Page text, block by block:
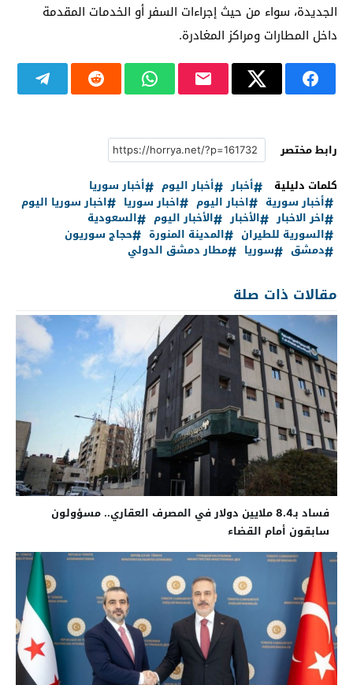
الجديدة، سواء من حيث إجراءات السفر أو الخدمات المقدمة
داخل المطارات ومراكز المغادرة.
رابط مختصر
كلمات دليلية
أخبار أخبار اليوم
أخبار سوريا
أخبار سورية
اخبار اليوم اخبار سوريا
اخبار سوريا اليوم
اخر الاخبار
الأخبار الأخبار اليوم
السعودية
السورية للطيران
المدينة المنورة
حجاج سوريون
دمشق
سوريا مطار دمشق الدولي
مقالات ذات صلة
فساد بـ8.4 ملايين دولار في المصرف العقاري.. مسؤولون
سابقون أمام القضاء